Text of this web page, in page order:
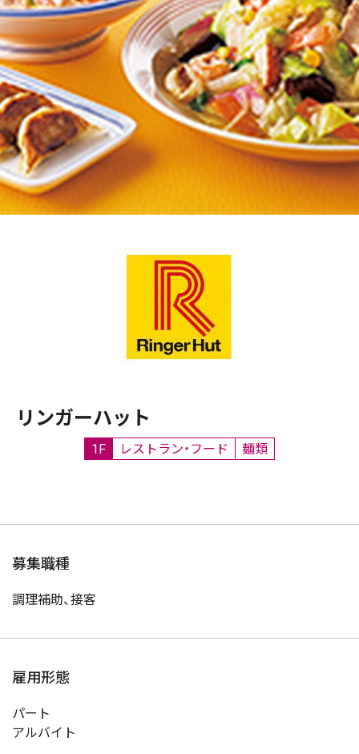
リンガーハット
1F レストラン・フード 麺類
募集職種
調理補助、接客
雇用形態
パート
アルバイト